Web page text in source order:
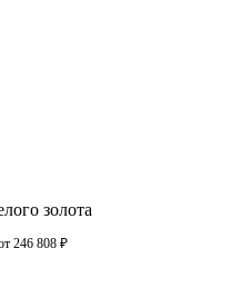
золота
246 808 ₽